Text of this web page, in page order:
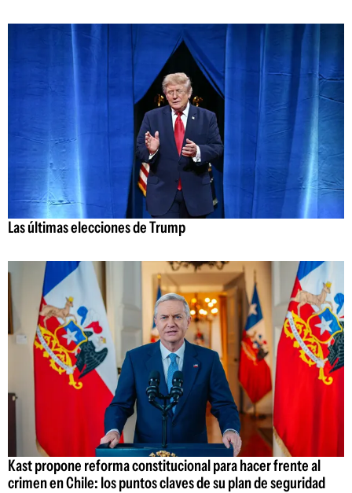
Las últimas elecciones de Trump
Kast propone reforma constitucional para hacer frente al
crimen en Chile: los puntos claves de su plan de seguridad